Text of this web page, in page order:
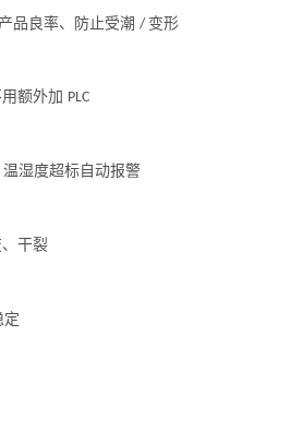
品良率、防止受潮 / 变形
额外加 PLC
湿度超标自动报警
干裂
定